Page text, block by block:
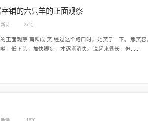
铺的六只羊的正面观察
新诗 27℃
下。那笑容从眼角开始，蔓延到整张
，低下头，加快脚步，才逐渐消失。说起来很长，但......